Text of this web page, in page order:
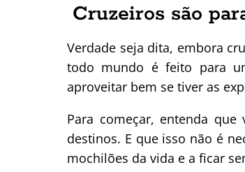
Cruzeiros são
Verdade seja dita, embora
todo mundo é feito para
aproveitar bem se tiver as
Para começar, entenda
destinos. E que isso não é
mochilões da vida e a ficar